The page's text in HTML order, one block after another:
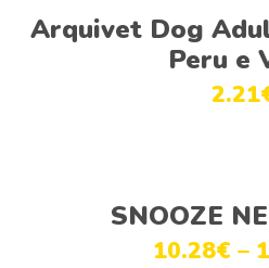
Ver
Arquivet Dog
Peru e
2.21
Ver
SNOOZE
10.28€ –